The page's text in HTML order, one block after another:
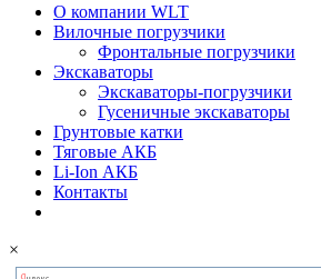
О компании WLT
Вилочные погрузчики
Фронтальные погрузчики
Экскаваторы
Экскаваторы-погрузчики
Гусеничные экскаваторы
Грунтовые катки
Тяговые АКБ
Li-Ion АКБ
Контакты
×